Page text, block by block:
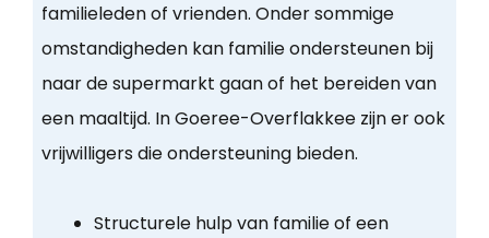
familieleden of vrienden. Onder sommige
omstandigheden kan familie ondersteunen bij
naar de supermarkt gaan of het bereiden van
een maaltijd. In Goeree-Overflakkee zijn er ook
vrijwilligers die ondersteuning bieden.
Structurele hulp van familie of een